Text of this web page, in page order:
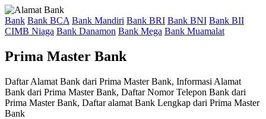
Bank Bank BCA Bank Mandiri Bank BRI Bank BNI Bank BII
CIMB Niaga Bank Danamon Bank Mega Bank Muamalat
Prima Master Bank
Daftar Alamat Bank dari Prima Master Bank, Informasi Alamat
Bank dari Prima Master Bank, Daftar Nomor Telepon Bank dari
Prima Master Bank, Daftar alamat Bank Lengkap dari Prima Master
Bank